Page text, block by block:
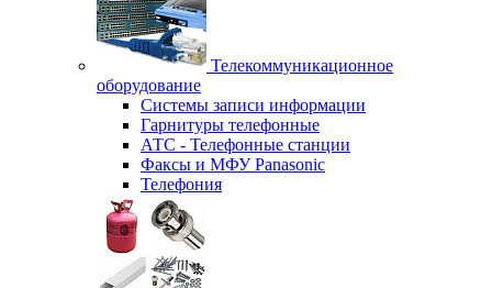
Телекоммуникационное
оборудование
Системы записи информации
Гарнитуры телефонные
АТС - Телефонные станции
Факсы и МФУ Panasonic
Телефония